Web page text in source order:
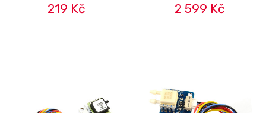
219 Kč 2 599 Kč